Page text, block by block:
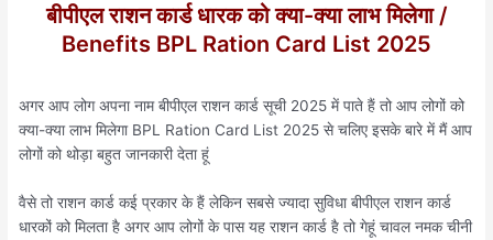
बीपीएल राशन कार्ड धारक को क्या-क्या लाभ मिलेगा /
Benefits BPL Ration Card List 2025
अगर आप लोग अपना नाम बीपीएल राशन कार्ड सूची 2025 में पाते हैं तो आप लोगों को
क्या-क्या लाभ मिलेगा BPL Ration Card List 2025 से चलिए इसके बारे में मैं आप
लोगों को थोड़ा बहुत जानकारी देता हूं
वैसे तो राशन कार्ड कई प्रकार के हैं लेकिन सबसे ज्यादा सुविधा बीपीएल राशन कार्ड
धारकों को मिलता है अगर आप लोगों के पास यह राशन कार्ड है तो गेहूं चावल नमक चीनी